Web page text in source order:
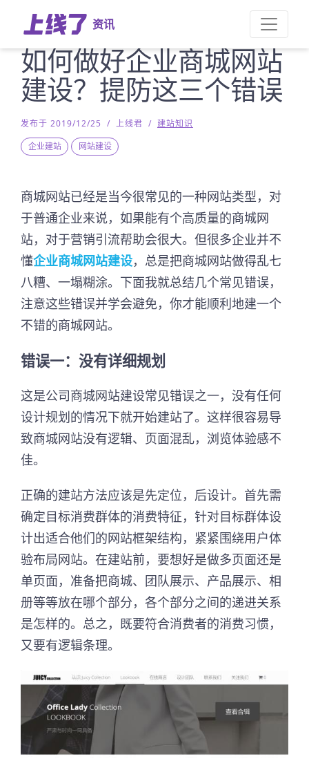
资讯
如何做好企业商城网站
建设？提防这三个错误
发布于 2019/12/25 / 上线君 / 建站知识
企业建站
网站建设
商城网站已经是当今很常见的一种网站类型，对
于普通企业来说，如果能有个高质量的商城网
站，对于营销引流帮助会很大。但很多企业并不
懂企业商城网站建设，总是把商城网站做得乱七
八糟、一塌糊涂。下面我就总结几个常见错误，
注意这些错误并学会避免，你才能顺利地建一个
不错的商城网站。
错误一：没有详细规划
这是公司商城网站建设常见错误之一，没有任何
设计规划的情况下就开始建站了。这样很容易导
致商城网站没有逻辑、页面混乱，浏览体验感不
佳。
正确的建站方法应该是先定位，后设计。首先需
确定目标消费群体的消费特征，针对目标群体设
计出适合他们的网站框架结构，紧紧围绕用户体
验布局网站。在建站前，要想好是做多页面还是
单页面，准备把商城、团队展示、产品展示、相
册等等放在哪个部分，各个部分之间的递进关系
是怎样的。总之，既要符合消费者的消费习惯，
又要有逻辑条理。